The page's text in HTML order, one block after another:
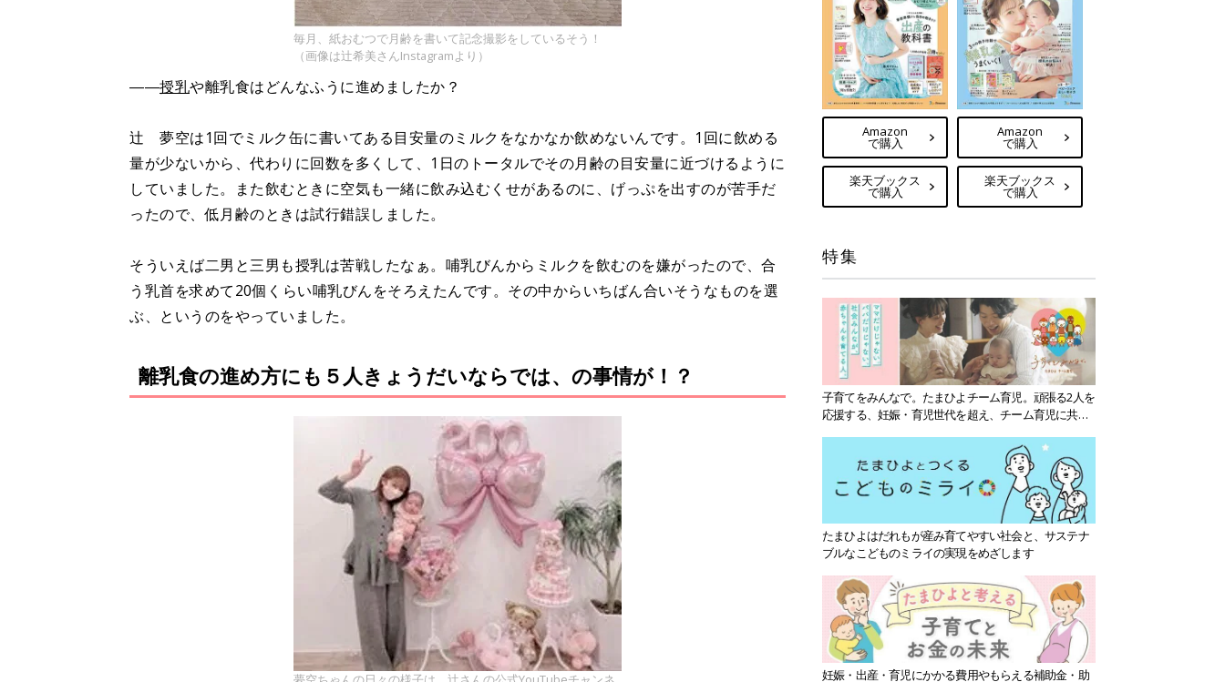
毎月、紙おむつで月齢を書いて記念撮影をしているそう！
（画像は辻希美さんInstagramより）
――授乳や離乳食はどんなふうに進めましたか？
辻 夢空は1回でミルク缶に書いてある目安量のミルクをなかなか飲めないんです。1回に飲める
量が少ないから、代わりに回数を多くして、1日のトータルでその月齢の目安量に近づけるように
していました。また飲むときに空気も一緒に飲み込むくせがあるのに、げっぷを出すのが苦手だ
ったので、低月齢のときは試行錯誤しました。
そういえば二男と三男も授乳は苦戦したなぁ。哺乳びんからミルクを飲むのを嫌がったので、合
う乳首を求めて20個くらい哺乳びんをそろえたんです。その中からいちばん合いそうなものを選
ぶ、というのをやっていました。
離乳食の進め方にも５人きょうだいならでは、の事情が！？
Amazon
で購入
楽天ブックス
で購入
Amazon
で購入
楽天ブックス
で購入
特集
子育てをみんなで。たまひよチーム育児。頑張る2人を
応援する、妊娠・育児世代を超え、チーム育児に共感
たまひよはだれもが産み育てやすい社会と、サステナ
ブルなこどものミライの実現をめざします
妊娠・出産・育児にかかる費用やもらえる補助金・助